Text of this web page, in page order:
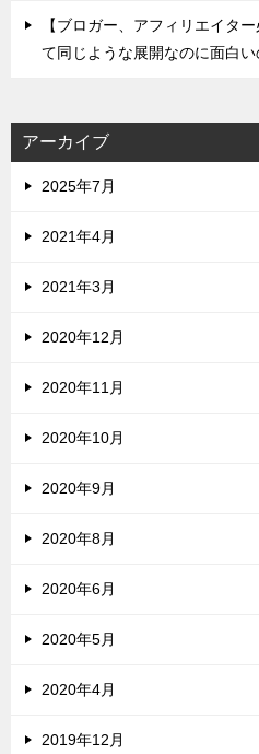
【ブロガー、アフィリエイタ
て同じような展開なのに面白い
アーカイブ
2025年7月
2021年4月
2021年3月
2020年12月
2020年11月
2020年10月
2020年9月
2020年8月
2020年6月
2020年5月
2020年4月
2019年12月